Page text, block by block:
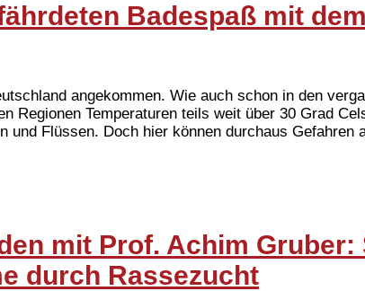
Badespaß mit
angekommen. Wie auch schon in den
Regionen Temperaturen teils weit über 30 Grad
und Flüssen. Doch hier können durchaus Gefahren
mit Prof. Achim Gruber:
durch Rassezucht